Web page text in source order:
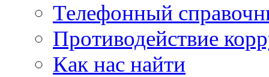
Телефонный
Противодействие
Как нас найти